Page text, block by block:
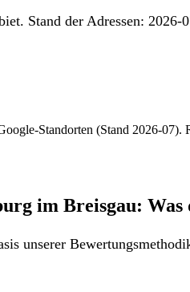
Stand der Adressen:
Standorten (Stand 2026-
im Breisgau:
unserer